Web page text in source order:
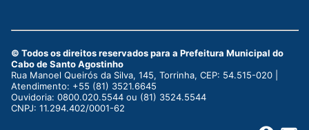
© Todos os direitos reservados para a Prefeitura Municipal do
Cabo de Santo Agostinho
Rua Manoel Queirós da Silva, 145, Torrinha, CEP: 54.515-020 |
Atendimento: +55 (81) 3521.6645
Ouvidoria: 0800.020.5544 ou (81) 3524.5544
CNPJ: 11.294.402/0001-62